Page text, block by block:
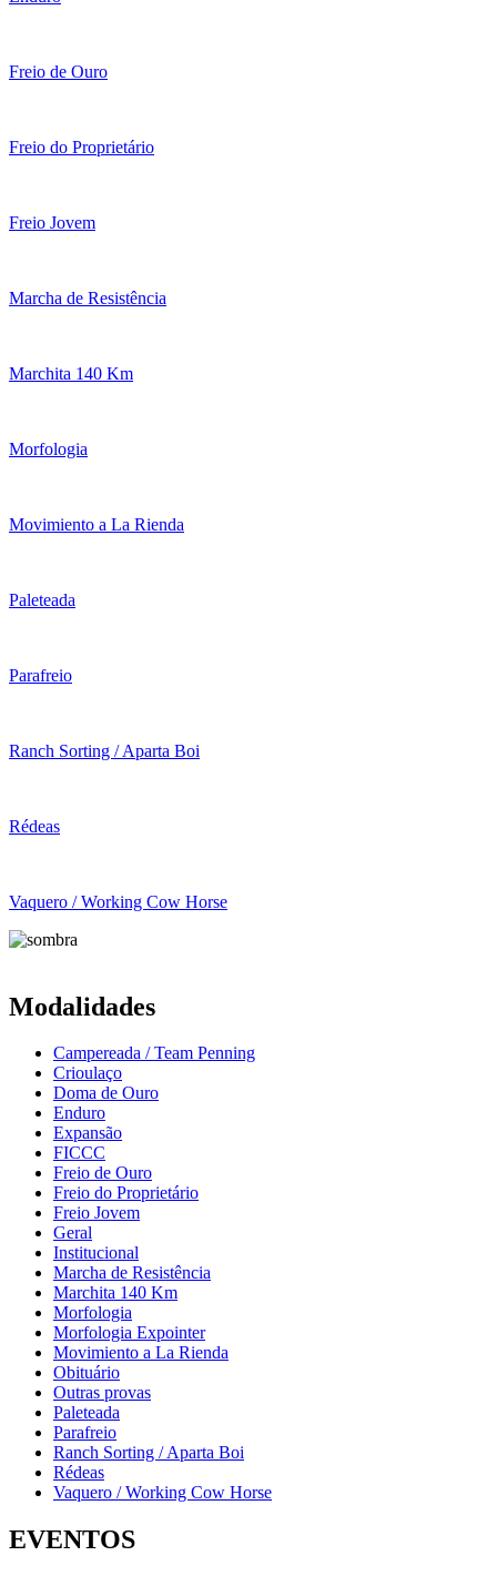
Freio de Ouro
Freio do Proprietário
Freio Jovem
Marcha de Resistência
Marchita 140 Km
Morfologia
Movimiento a La Rienda
Paleteada
Parafreio
Ranch Sorting / Aparta Boi
Rédeas
Vaquero / Working Cow Horse
Modalidades
Campereada / Team Penning
Crioulaço
Doma de Ouro
Enduro
Expansão
FICCC
Freio de Ouro
Freio do Proprietário
Freio Jovem
Geral
Institucional
Marcha de Resistência
Marchita 140 Km
Morfologia
Morfologia Expointer
Movimiento a La Rienda
Obituário
Outras provas
Paleteada
Parafreio
Ranch Sorting / Aparta Boi
Rédeas
Vaquero / Working Cow Horse
EVENTOS